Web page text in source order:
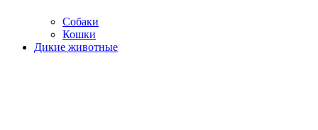
Собаки
Кошки
Дикие животные